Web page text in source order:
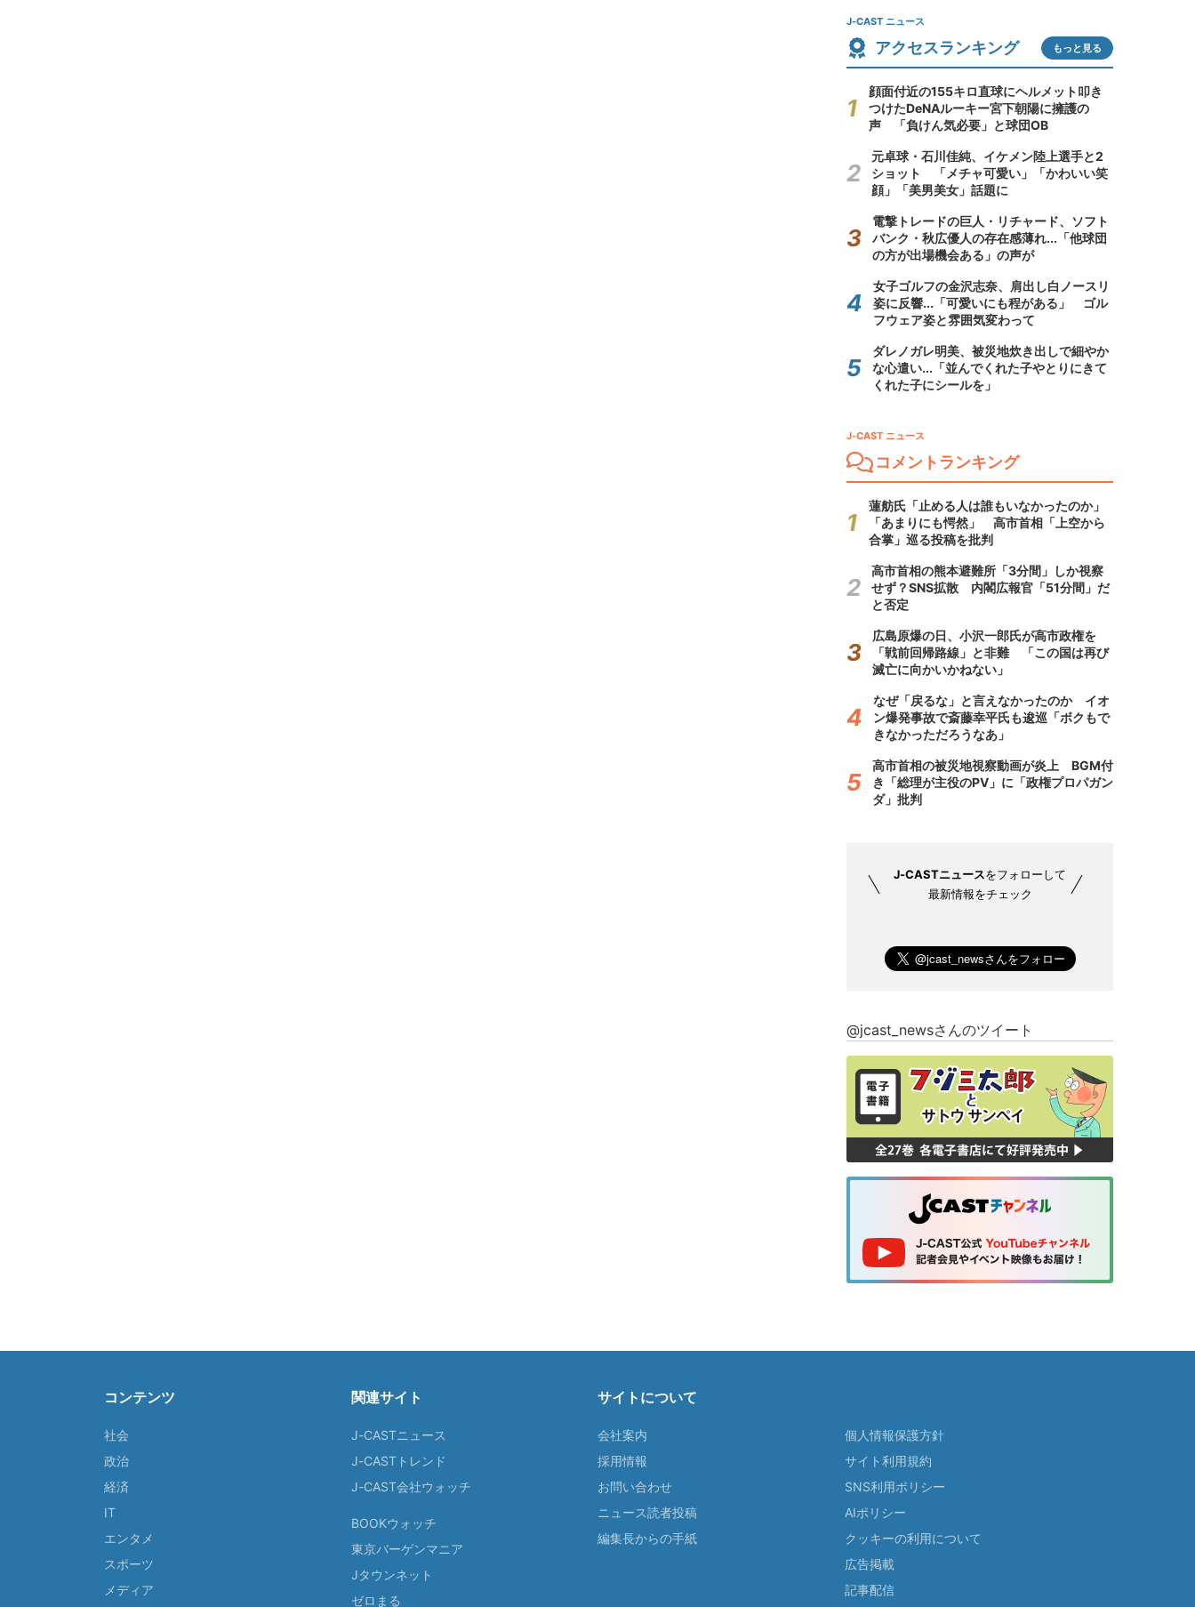
J-CAST ニュース
アクセスランキング もっと見る
顔面付近の155キロ直球にヘルメット叩き
つけたDeNAルーキー宮下朝陽に擁護の
声 「負けん気必要」と球団OB
元卓球・石川佳純、イケメン陸上選手と2
ショット 「メチャ可愛い」「かわいい笑
顔」「美男美女」話題に
電撃トレードの巨人・リチャード、ソフト
バンク・秋広優人の存在感薄れ...「他球団
の方が出場機会ある」の声が
女子ゴルフの金沢志奈、肩出し白ノースリ
姿に反響...「可愛いにも程がある」 ゴル
フウェア姿と雰囲気変わって
ダレノガレ明美、被災地炊き出しで細やか
な心遣い...「並んでくれた子やとりにきて
くれた子にシールを」
J-CAST ニュース
コメントランキング
蓮舫氏「止める人は誰もいなかったのか」
「あまりにも愕然」 高市首相「上空から
合掌」巡る投稿を批判
高市首相の熊本避難所「3分間」しか視察
せず？SNS拡散 内閣広報官「51分間」だ
と否定
広島原爆の日、小沢一郎氏が高市政権を
「戦前回帰路線」と非難 「この国は再び
滅亡に向かいかねない」
なぜ「戻るな」と言えなかったのか イオ
ン爆発事故で斎藤幸平氏も逡巡「ボクもで
きなかっただろうなあ」
高市首相の被災地視察動画が炎上 BGM付
き「総理が主役のPV」に「政権プロパガン
ダ」批判
J-CASTニュースをフォローして
最新情報をチェック
@jcast_newsさんのツイート
コンテンツ
社会
政治
経済
IT
エンタメ
スポーツ
メディア
関連サイト
J-CASTニュース
J-CASTトレンド
J-CAST会社ウォッチ
BOOKウォッチ
東京バーゲンマニア
Jタウンネット
ゼロまる
サイトについて
会社案内
採用情報
お問い合わせ
ニュース読者投稿
編集長からの手紙
個人情報保護方針
サイト利用規約
SNS利用ポリシー
AIポリシー
クッキーの利用について
広告掲載
記事配信